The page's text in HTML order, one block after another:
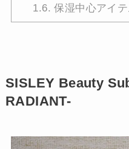
1.6. 保湿中心アイ
SISLEY Beauty
RADIANT-